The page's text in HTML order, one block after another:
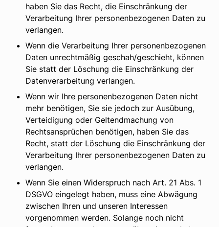
haben Sie das Recht, die Einschränkung der
Verarbeitung Ihrer personenbezogenen Daten zu
verlangen.
Wenn die Verarbeitung Ihrer personenbezogenen
Daten unrechtmäßig geschah/geschieht, können
Sie statt der Löschung die Einschränkung der
Datenverarbeitung verlangen.
Wenn wir Ihre personenbezogenen Daten nicht
mehr benötigen, Sie sie jedoch zur Ausübung,
Verteidigung oder Geltendmachung von
Rechtsansprüchen benötigen, haben Sie das
Recht, statt der Löschung die Einschränkung der
Verarbeitung Ihrer personenbezogenen Daten zu
verlangen.
Wenn Sie einen Widerspruch nach Art. 21 Abs. 1
DSGVO eingelegt haben, muss eine Abwägung
zwischen Ihren und unseren Interessen
vorgenommen werden. Solange noch nicht